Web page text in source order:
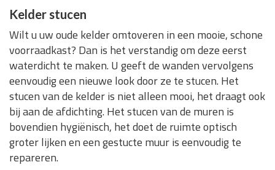
Kelder stucen
Wilt u uw oude kelder omtoveren in een mooie, schone
voorraadkast? Dan is het verstandig om deze eerst
waterdicht te maken. U geeft de wanden vervolgens
eenvoudig een nieuwe look door ze te stucen. Het
stucen van de kelder is niet alleen mooi, het draagt ook
bij aan de afdichting. Het stucen van de muren is
bovendien hygiënisch, het doet de ruimte optisch
groter lijken en een gestucte muur is eenvoudig te
repareren.